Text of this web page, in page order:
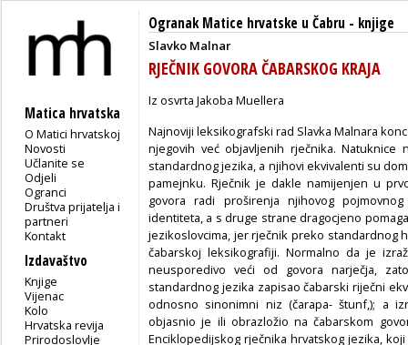
Matica hrvatska
O Matici hrvatskoj
Novosti
Učlanite se
Odjeli
Ogranci
Društva prijatelja i
partneri
Kontakt
Izdavaštvo
Knjige
Vijenac
Kolo
Hrvatska revija
Prirodoslovlje
Ogranak Matice hrvatske u Čabru - knjige
Slavko Malnar
RJEČNIK GOVORA ČABARSKOG KRAJA
Iz osvrta Jakoba Muellera
Najnoviji leksikografski rad Slavka Malnara
njegovih već objavljenih rječnika. Natuknice
standardnog jezika, a njihovi ekvivalenti su
pamejnku. Rječnik je dakle namijenjen u
govora radi proširenja njihovog
identiteta, a s druge strane dragocjeno
jezikoslovcima, jer rječnik preko standardnog
čabarskoj leksikografiji. Normalno da je
neusporedivo veći od govora narječja,
standardnog jezika zapisao čabarski riječni
odnosno sinonimni niz (čarapa- štunf,); a
objasnio je ili obrazložio na čabarskom
Enciklopedijskog rječnika hrvatskog jezika,